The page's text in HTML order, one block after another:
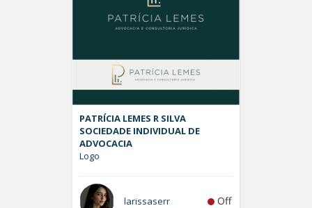
PATRÍCIA LEMES R SILVA
SOCIEDADE INDIVIDUAL DE
ADVOCACIA
Logo
larissaserr Off